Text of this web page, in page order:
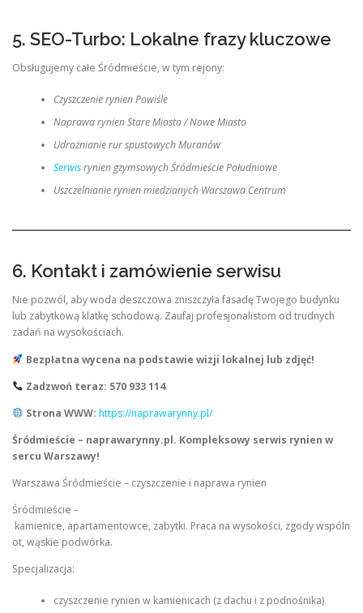
5. SEO-Turbo: Lokalne frazy kluczowe
Obsługujemy całe Śródmieście, w tym rejony:
Czyszczenie rynien Powiśle
Naprawa rynien Stare Miasto / Nowe Miasto
Udrożnianie rur spustowych Muranów
Serwisrynien gzymsowych Śródmieście Południowe
Uszczelnianie rynien miedzianych Warszawa Centrum
6. Kontakt i zamówienie serwisu
Nie pozwól, aby woda deszczowa zniszczyła fasadę Twojego budynku
lub zabytkową klatkę schodową. Zaufaj profesjonalistom od trudnych
zadań na wysokościach.
Bezpłatna wycena na podstawie wizji lokalnej lub zdjęć!
Zadzwoń teraz: 570 933 114
Strona WWW: https://naprawarynny.pl/
Śródmieście – naprawarynny.pl. Kompleksowy serwis rynien w
sercu Warszawy!
Warszawa Śródmieście – czyszczenie i naprawa rynien
Śródmieście –
kamienice, apartamentowce, zabytki. Praca na wysokości, zgody wspóln
ot, wąskie podwórka.
Specjalizacja:
czyszczenie rynien w kamienicach (z dachu i z podnośnika)